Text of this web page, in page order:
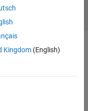
Kingdom(English)